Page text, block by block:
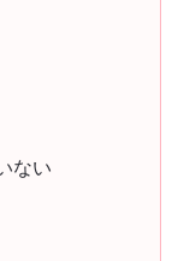
ない